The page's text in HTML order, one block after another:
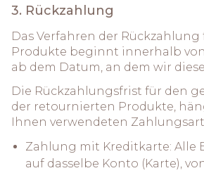
3. Rückzahlung
Das Verfahren der
Produkte beginnt innerhalb
ab dem Datum, an dem wir
Die Rückzahlungsfrist für den
der retournierten Produkte,
Ihnen verwendeten
Zahlung mit Kreditkarte: Alle
auf dasselbe Konto (Karte),